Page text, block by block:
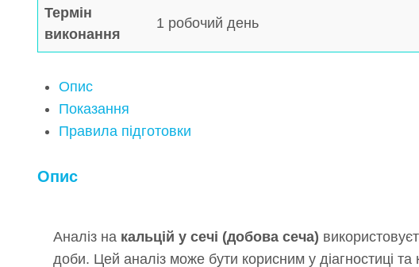
Термін
виконання
1 робочий день
Опис
Показання
Правила підготовки
Опис
Аналіз на кальцій у сечі (добова сеча)
доби. Цей аналіз може бути корисним у діагностиці та